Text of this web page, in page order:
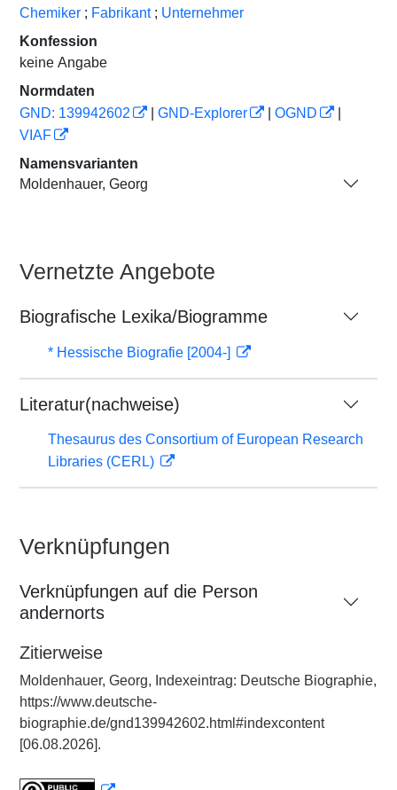
Chemiker ; Fabrikant ; Unternehmer
Konfession
keine Angabe
Normdaten
GND: 139942602
GND-Explorer OGND
VIAF
Namensvarianten
Moldenhauer, Georg
Vernetzte Angebote
Biografische Lexika/Biogramme
* Hessische Biografie [2004-]
Literatur(nachweise)
Thesaurus des Consortium of European Research
Libraries (CERL)
Verknüpfungen
Verknüpfungen auf die Person
andernorts
Zitierweise
Moldenhauer, Georg, Indexeintrag: Deutsche Biographie,
https://www.deutsche-
biographie.de/gnd139942602.html#indexcontent
[06.08.2026].